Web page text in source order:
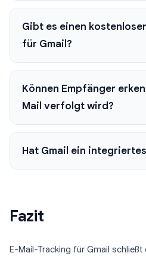
Gibt es einen
für Gmail?
Können Empfänger
Mail verfolgt wird?
Hat Gmail ein
Fazit
E-Mail-Tracking für Gmail